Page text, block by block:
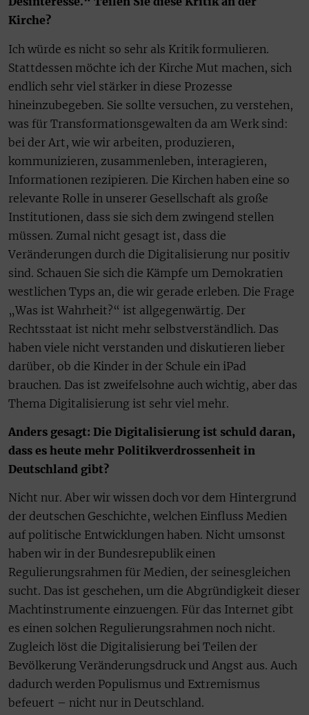
Kirche?
Ich würde es nicht so sehr als Kritik formulieren.
Stattdessen möchte ich der Kirche Mut machen, sich
endlich sehr viel stärker in diese Prozesse
hineinzubegeben. Sie sollte versuchen, zu verstehen,
was für Transformationsgewalten da am Werk sind:
bei der Art, wie wir arbeiten, produzieren,
kommunizieren, zusammenleben, interagieren,
Informationen rezipieren. Die Kirchen haben eine so
relevante Rolle in unserer Gesellschaft als große
Institutionen, dass sie sich dem zwingend stellen
müssen. Zumal nicht gesagt ist, dass die
Veränderungen durch die Digitalisierung nur positiv
sind. Schauen Sie sich die Kämpfe um Demokratien
westlichen Typs an, die wir gerade erleben. Die Frage
„Was ist Wahrheit?“ ist allgegenwärtig. Der
Rechtsstaat ist nicht mehr selbstverständlich. Das
haben viele nicht verstanden und diskutieren lieber
darüber, ob die Kinder in der Schule ein iPad
brauchen. Das ist zweifelsohne auch wichtig, aber das
Thema Digitalisierung ist sehr viel mehr.
Anders gesagt: Die Digitalisierung ist schuld daran,
dass es heute mehr Politikverdrossenheit in
Deutschland gibt?
Nicht nur. Aber wir wissen doch vor dem Hintergrund
der deutschen Geschichte, welchen Einfluss Medien
auf politische Entwicklungen haben. Nicht umsonst
haben wir in der Bundesrepublik einen
Regulierungsrahmen für Medien, der seinesgleichen
sucht. Das ist geschehen, um die Abgründigkeit dieser
Macht­instrumente einzuengen. Für das Internet gibt
es einen solchen Regulierungsrahmen noch nicht.
Zugleich löst die Digitalisierung bei Teilen der
Bevölkerung Veränderungsdruck und Angst aus. Auch
dadurch werden Populismus und Extremismus
befeuert – nicht nur in Deutschland.